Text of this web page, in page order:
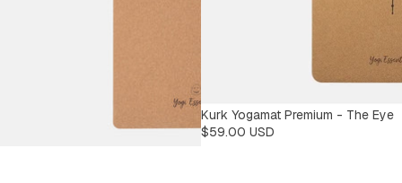
Kurk Yogamat Premium - The Eye
$59.00 USD